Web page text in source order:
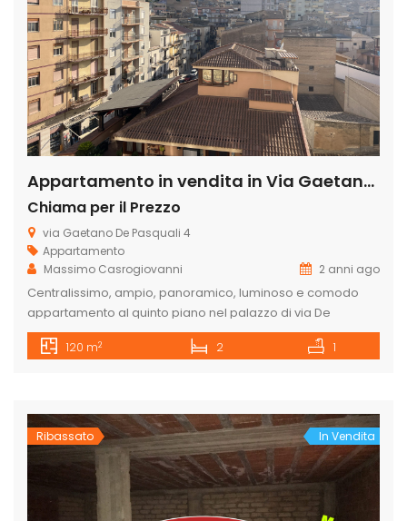
Appartamento in vendita in Via Gaetano de pasquali 4, Centro
Chiama per il Prezzo
via Gaetano De Pasquali 4
Appartamento
Massimo Casrogiovanni
2 anni ago
Centralissimo, ampio, panoramico, luminoso e comodo
appartamento al quinto piano nel palazzo di via De
Pasquali n. 4, composto da ingresso, salone, corridoio,
camera matrimoniale, cameretta, bagno, cucina, cucinino
garage con pagamento del prezzo di € 18.000 a parte per
[…]
120 m2 2 1
Ribassato In Vendita